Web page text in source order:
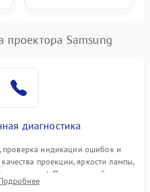
проектора Samsung
диагностика
проверка индикации ошибок и
проекции, яркости лампы,
пятна). Проверка работы
уровню шума вентиляторов.